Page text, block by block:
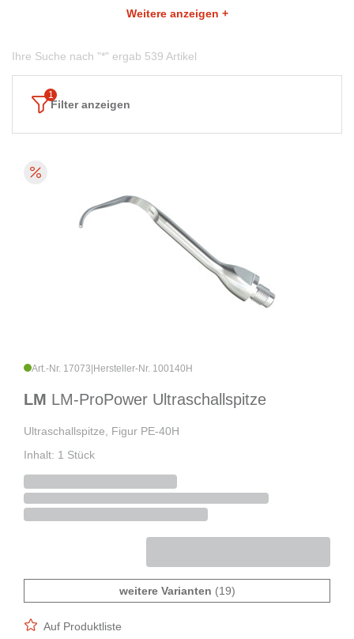
Weitere anzeigen +
Ihre Suche nach "*" ergab 539 Artikel
Filter anzeigen
Art.-Nr. 17073 Hersteller-Nr. 100140H
LM LM-ProPower Ultraschallspitze
Ultraschallspitze, Figur PE-40H
Inhalt: 1 Stück
weitere Varianten (19)
Auf Produktliste